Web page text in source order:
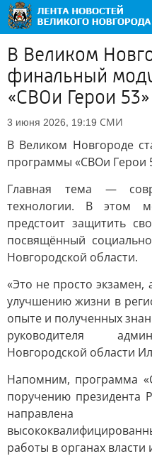
В Великом
финальный
«СВОи Герои 53»
3 июня 2026, 19:19 СМИ
В Великом Новгороде
программы «СВОи Герои
Главная тема —
технологии. В этом
предстоит защитить
посвящённый
Новгородской области.
«Это не просто
улучшению жизни в
опыте и полученных
руководителя
Новгородской области
Напомним, программа
поручению президента
направлена
работы в органах власти